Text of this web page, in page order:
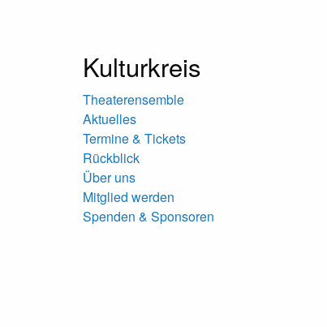
Kulturkreis
Theaterensemble
Aktuelles
Termine & Tickets
Rückblick
Über uns
Mitglied werden
Spenden & Sponsoren